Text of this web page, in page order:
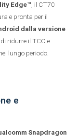
Edge™ , il CT70
e pronta per il
dalla versione
ridurre il TCO e
lungo periodo.
e
Snapdragon